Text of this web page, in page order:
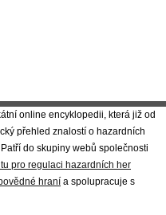
online encyklopedii, která již od
přehled znalostí o hazardních
do skupiny webů společnosti
pro regulaci hazardních her
hraní a spolupracuje s